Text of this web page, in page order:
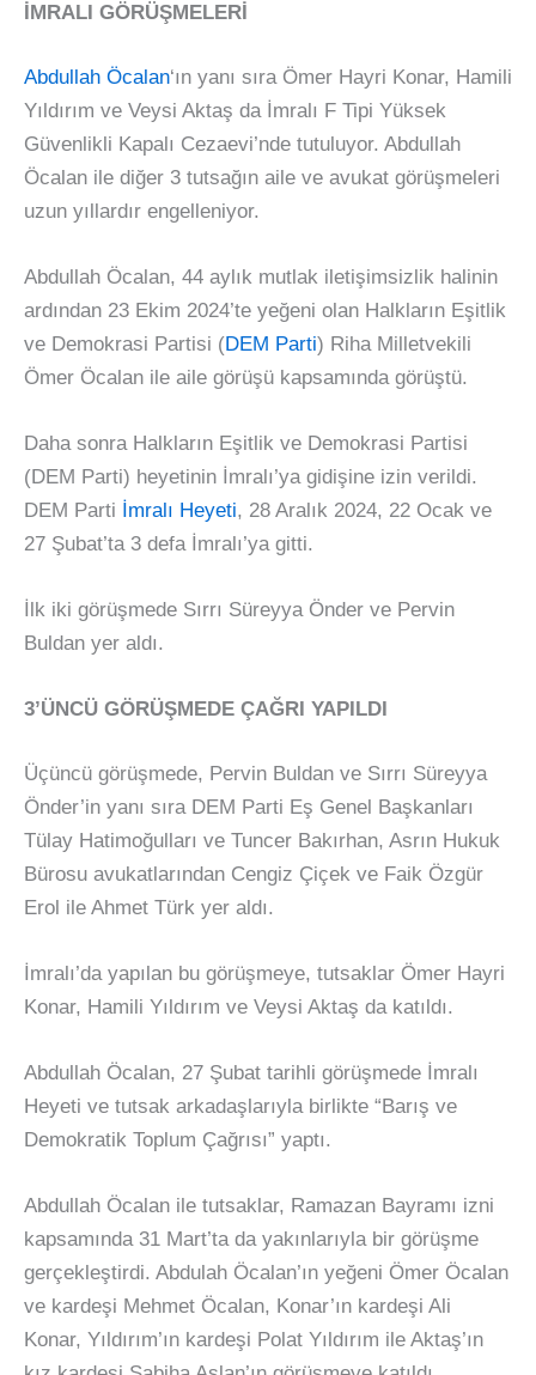
İMRALI GÖRÜŞMELERİ
Abdullah Öcalan‘ın yanı sıra Ömer Hayri Konar, Hamili
Yıldırım ve Veysi Aktaş da İmralı F Tipi Yüksek
Güvenlikli Kapalı Cezaevi’nde tutuluyor. Abdullah
Öcalan ile diğer 3 tutsağın aile ve avukat görüşmeleri
uzun yıllardır engelleniyor.
Abdullah Öcalan, 44 aylık mutlak iletişimsizlik halinin
ardından 23 Ekim 2024’te yeğeni olan Halkların Eşitlik
ve Demokrasi Partisi (DEM Parti) Riha Milletvekili
Ömer Öcalan ile aile görüşü kapsamında görüştü.
Daha sonra Halkların Eşitlik ve Demokrasi Partisi
(DEM Parti) heyetinin İmralı’ya gidişine izin verildi.
DEM Parti İmralı Heyeti, 28 Aralık 2024, 22 Ocak ve
27 Şubat’ta 3 defa İmralı’ya gitti.
İlk iki görüşmede Sırrı Süreyya Önder ve Pervin
Buldan yer aldı.
3’ÜNCÜ GÖRÜŞMEDE ÇAĞRI YAPILDI
Üçüncü görüşmede, Pervin Buldan ve Sırrı Süreyya
Önder’in yanı sıra DEM Parti Eş Genel Başkanları
Tülay Hatimoğulları ve Tuncer Bakırhan, Asrın Hukuk
Bürosu avukatlarından Cengiz Çiçek ve Faik Özgür
Erol ile Ahmet Türk yer aldı.
İmralı’da yapılan bu görüşmeye, tutsaklar Ömer Hayri
Konar, Hamili Yıldırım ve Veysi Aktaş da katıldı.
Abdullah Öcalan, 27 Şubat tarihli görüşmede İmralı
Heyeti ve tutsak arkadaşlarıyla birlikte “Barış ve
Demokratik Toplum Çağrısı” yaptı.
Abdullah Öcalan ile tutsaklar, Ramazan Bayramı izni
kapsamında 31 Mart’ta da yakınlarıyla bir görüşme
gerçekleştirdi. Abdulah Öcalan’ın yeğeni Ömer Öcalan
ve kardeşi Mehmet Öcalan, Konar’ın kardeşi Ali
Konar, Yıldırım’ın kardeşi Polat Yıldırım ile Aktaş’ın